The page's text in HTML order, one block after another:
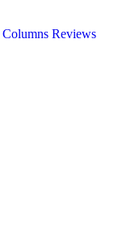
Columns Reviews